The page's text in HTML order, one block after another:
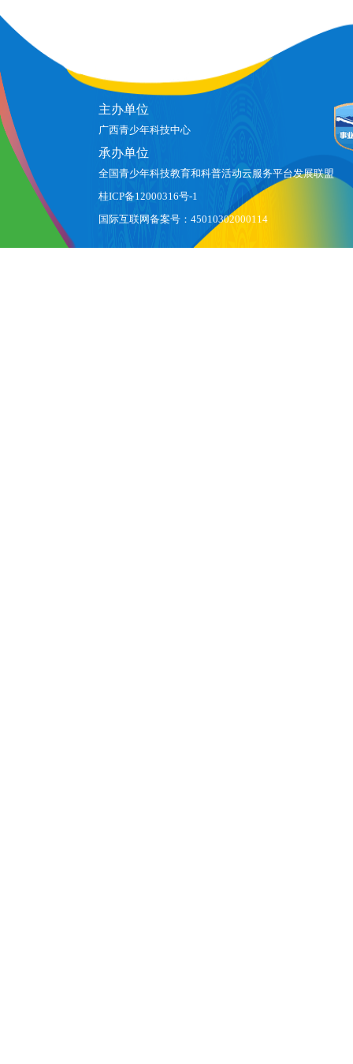
主办单位
广西青少年科技中心
承办单位
全国青少年科技教育和科普活动云服务平台发展联盟
桂ICP备12000316号-1
国际互联网备案号：45010302000114